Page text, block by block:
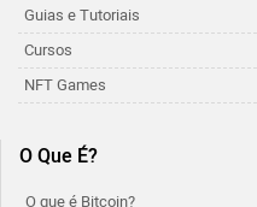
Guias e Tutoriais
Cursos
NFT Games
O Que É?
O que é Bitcoin?